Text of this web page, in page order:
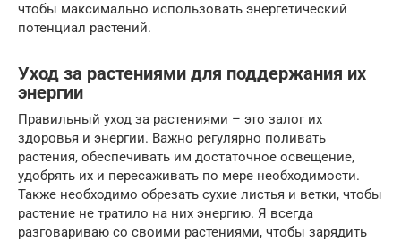
чтобы максимально использовать энергетический
потенциал растений.
Уход за растениями для поддержания их
энергии
Правильный уход за растениями – это залог их
здоровья и энергии. Важно регулярно поливать
растения, обеспечивать им достаточное освещение,
удобрять их и пересаживать по мере необходимости.
Также необходимо обрезать сухие листья и ветки, чтобы
растение не тратило на них энергию. Я всегда
разговариваю со своими растениями, чтобы зарядить